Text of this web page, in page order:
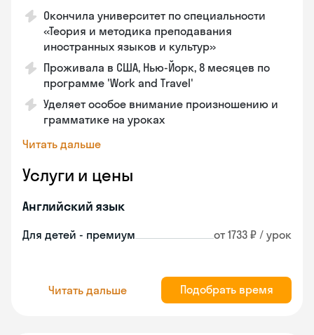
Окончила университет по специальности
«Теория и методика преподавания
иностранных языков и культур»
Проживала в США, Нью-Йорк, 8 месяцев по
программе 'Work and Travel'
Уделяет особое внимание произношению и
грамматике на уроках
Читать дальше
Услуги и цены
Английский язык
Для детей - премиум от 1733 ₽ / урок
Читать дальше Подобрать время